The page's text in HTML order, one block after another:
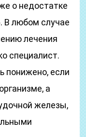
о недостатке
В любом случае
лечения
специалист.
понижено, если
а
железы,